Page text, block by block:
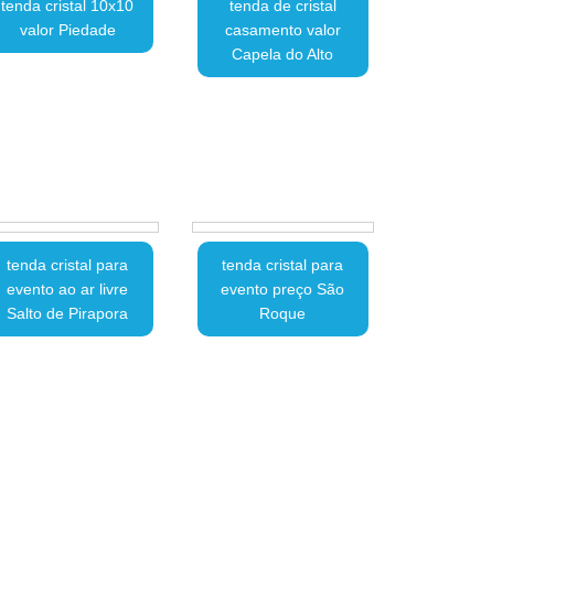
tenda cristal 10x10
valor Piedade
tenda de cristal
casamento valor
Capela do Alto
tenda cristal para
evento ao ar livre
Salto de Pirapora
tenda cristal para
evento preço São
Roque